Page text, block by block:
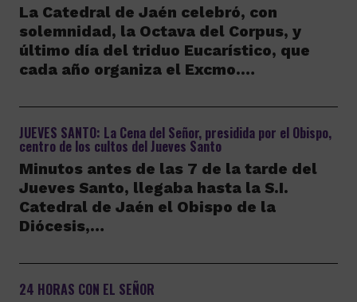
La Catedral de Jaén celebró, con
solemnidad, la Octava del Corpus, y
último día del triduo Eucarístico, que
cada año organiza el Excmo.…
JUEVES SANTO: La Cena del Señor, presidida por el Obispo,
centro de los cultos del Jueves Santo
Minutos antes de las 7 de la tarde del
Jueves Santo, llegaba hasta la S.I.
Catedral de Jaén el Obispo de la
Diócesis,…
24 HORAS CON EL SEÑOR